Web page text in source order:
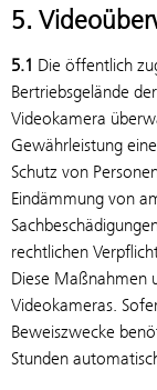
5.
5.1 Die öffentlich
Bertriebsgelände
Videokamera
Gewährleistung
Schutz von
Eindämmung von
rechtlichen
Diese Maßnahmen
Videokameras.
Beweiszwecke
Stunden